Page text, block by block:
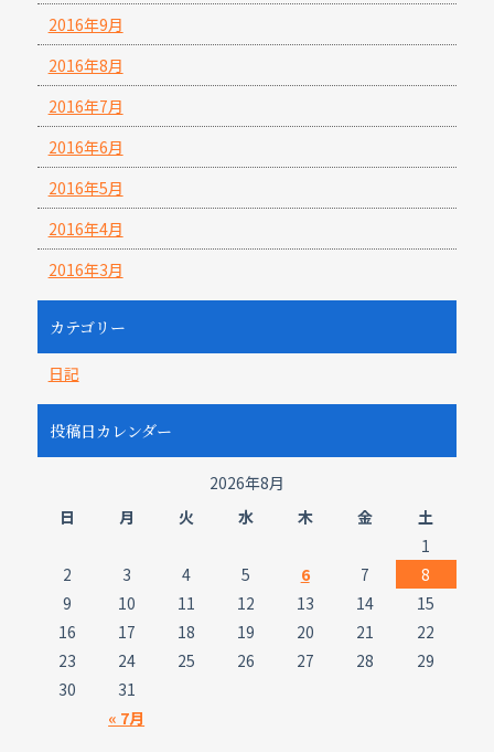
2016年9月
2016年8月
2016年7月
2016年6月
2016年5月
2016年4月
2016年3月
カテゴリー
日記
投稿日カレンダー
2026年8月
日
月 火 水 木 金 土
« 7月
1
2
3 4 5 6 7
8
9
10 11 12 13 14
15
16
17 18 19 20 21
22
23
24 25 26 27 28
29
30
31